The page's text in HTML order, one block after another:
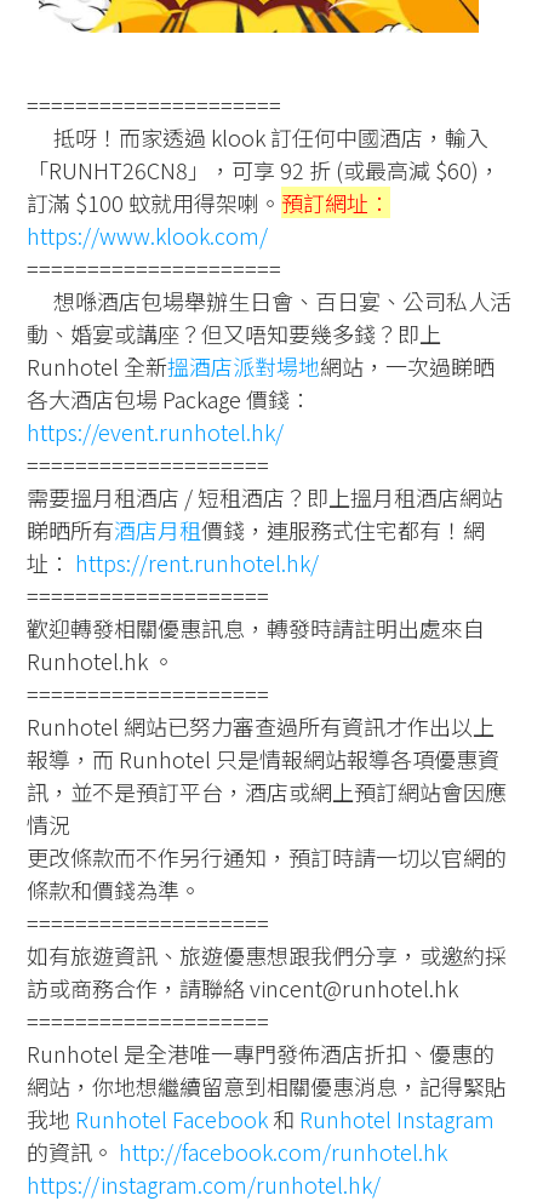
=====================
抵呀！而家透過 klook 訂任何中國酒店，輸入
「RUNHT26CN8」，可享 92 折 (或最高減 $60)，
訂滿 $100 蚊就用得架喇。 預訂網址：
https://www.klook.com/
=====================
想喺酒店包場舉辦生日會、百日宴、公司私人活
動、婚宴或講座？但又唔知要幾多錢？即上
Runhotel 全新搵酒店派對場地網站，一次過睇晒
各大酒店包場 Package 價錢：
https://event.runhotel.hk/
====================
需要搵月租酒店 / 短租酒店？即上搵月租酒店網站
睇晒所有酒店月租價錢，連服務式住宅都有！網
址： https://rent.runhotel.hk/
====================
歡迎轉發相關優惠訊息，轉發時請註明出處來自
Runhotel.hk 。
====================
Runhotel 網站已努力審查過所有資訊才作出以上
報導，而 Runhotel 只是情報網站報導各項優惠資
訊，並不是預訂平台，酒店或網上預訂網站會因應
情況
更改條款而不作另行通知，預訂時請一切以官網的
條款和價錢為準。
====================
如有旅遊資訊、旅遊優惠想跟我們分享，或邀約採
訪或商務合作，請聯絡 vincent@runhotel.hk
====================
Runhotel 是全港唯一專門發佈酒店折扣、優惠的
網站，你地想繼續留意到相關優惠消息，記得緊貼
我地 Runhotel Facebook和 Runhotel Instagram
的資訊。 http://facebook.com/runhotel.hk
https://instagram.com/runhotel.hk/